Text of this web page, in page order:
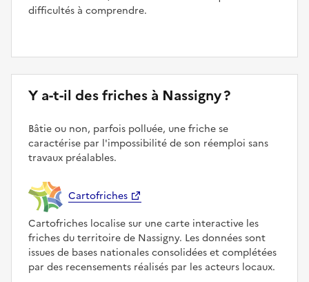
difficultés à comprendre.
Y a-t-il des friches à Nassigny ?
Bâtie ou non, parfois polluée, une friche se
caractérise par l'impossibilité de son réemploi sans
travaux préalables.
Cartofriches
Cartofriches localise sur une carte interactive les
friches du territoire de Nassigny. Les données sont
issues de bases nationales consolidées et complétées
par des recensements réalisés par les acteurs locaux.